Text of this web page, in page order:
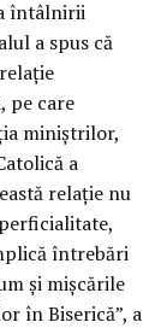
întâlnirii
a spus că
pe care
miniștrilor,
a
relație nu
întrebări
și mișcările
în Biserică”, a